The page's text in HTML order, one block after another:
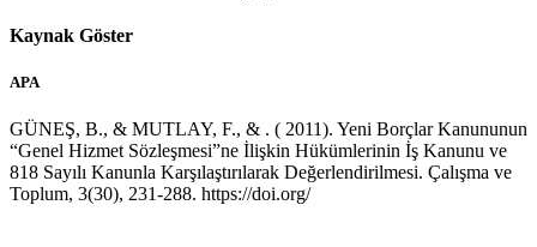
Kaynak Göster
APA
GÜNEŞ, B., & MUTLAY, F., & . ( 2011). Yeni Borçlar Kanununun
“Genel Hizmet Sözleşmesi”ne İlişkin Hükümlerinin İş Kanunu ve
818 Sayılı Kanunla Karşılaştırılarak Değerlendirilmesi. Çalışma ve
Toplum, 3(30), 231-288. https://doi.org/